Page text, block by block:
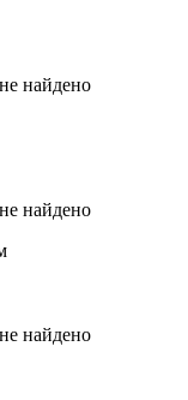
найдено
найдено
найдено